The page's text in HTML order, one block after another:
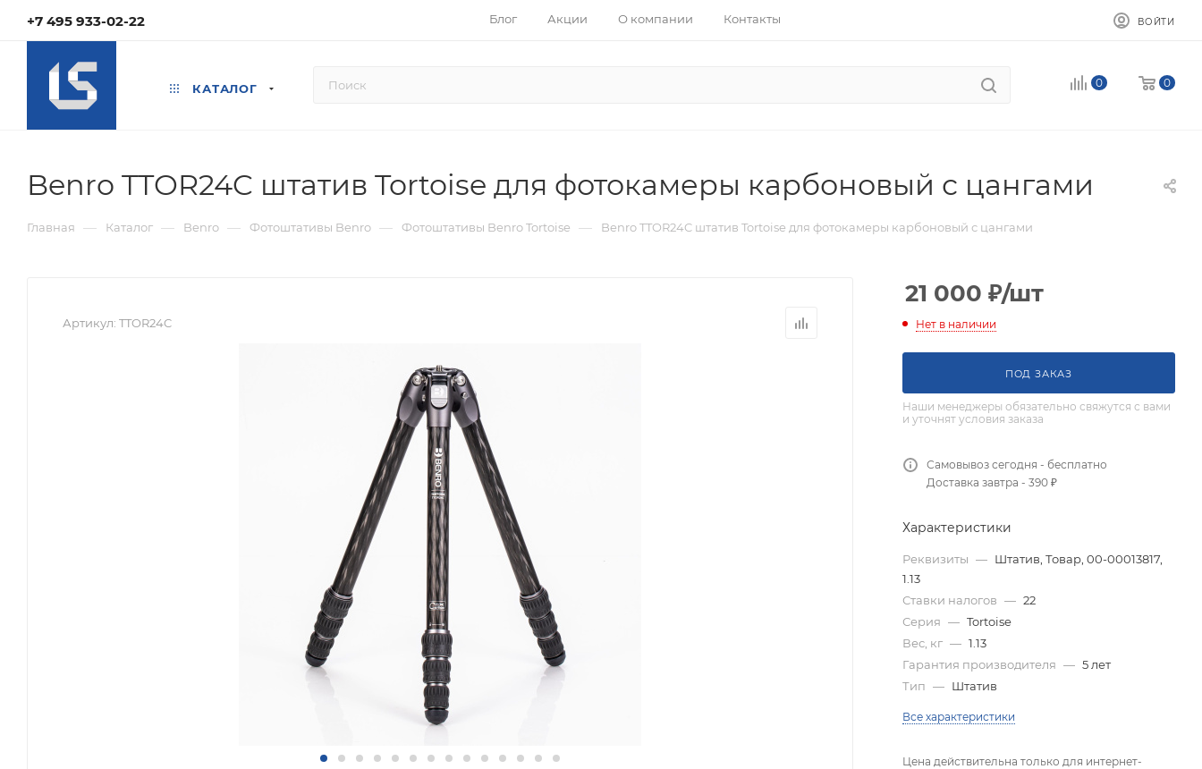
+7 495 933-02-22 Блог Акции О компании Контакты ВОЙТИ
КАТАЛОГ 0 0
Benro TTOR24C штатив Tortoise для фотокамеры карбоновый с цангами
Главная — Каталог — Benro — Фотоштативы Benro — Фотоштативы Benro Tortoise — Benro TTOR24C штатив Tortoise для фотокамеры карбоновый с цангами
Артикул: TTOR24C
21 000 ₽/шт
Нет в наличии
ПОД ЗАКАЗ
Наши менеджеры обязательно свяжутся с вами
и уточнят условия заказа
Самовывоз сегодня - бесплатно
Доставка завтра - 390 ₽
Характеристики
Реквизиты — Штатив, Товар, 00-00013817,
1.13
Ставки налогов — 22
Серия — Tortoise
Вес, кг — 1.13
Гарантия производителя — 5 лет
Тип — Штатив
Все характеристики
Цена действительна только для интернет-